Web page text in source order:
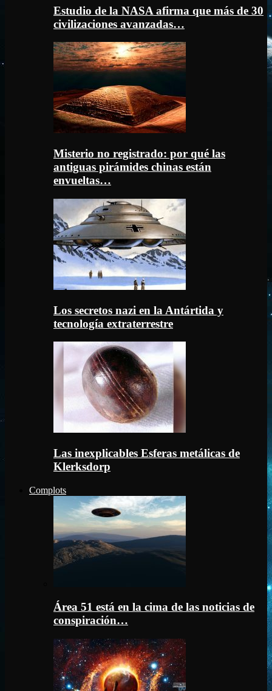
Estudio de la NASA afirma que más de 30
civilizaciones avanzadas…
Misterio no registrado: por qué las
antiguas pirámides chinas están
envueltas…
Los secretos nazi en la Antártida y
tecnología extraterrestre
Las inexplicables Esferas metálicas de
Klerksdorp
Complots
Área 51 está en la cima de las noticias de
conspiración…